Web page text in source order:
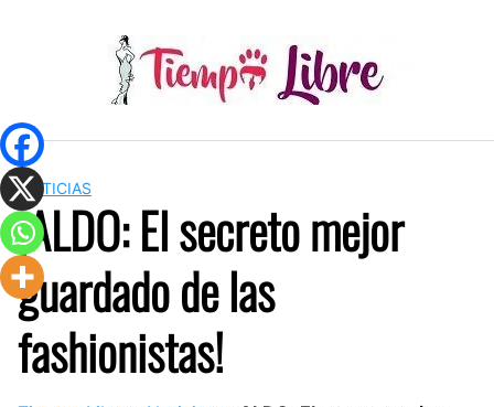
NOTICIAS
¡ALDO: El secreto mejor
guardado de las
fashionistas!